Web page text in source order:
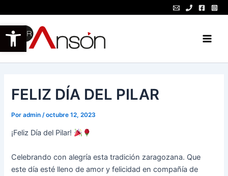
Abrir barra de herramientas
al
contenido
FELIZ DÍA DEL PILAR
Poradmin /octubre 12, 2023
¡Feliz Día del Pilar!
Celebrando con alegría esta tradición zaragozana. Que
este día esté lleno de amor y felicidad en compañía de